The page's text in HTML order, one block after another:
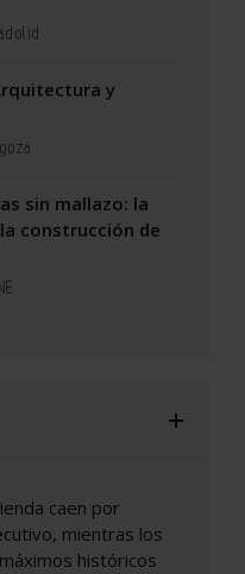
y
sin mallazo: la
construcción de
caen por
mientras los
históricos